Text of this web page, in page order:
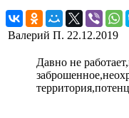
Валерий П. 22.12.2019
Давно не